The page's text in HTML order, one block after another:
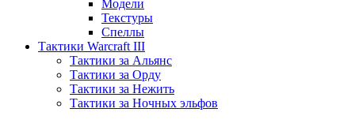
Модели
Текстуры
Спеллы
Тактики Warcraft III
Тактики за Альянс
Тактики за Орду
Тактики за Нежить
Тактики за Ночных эльфов